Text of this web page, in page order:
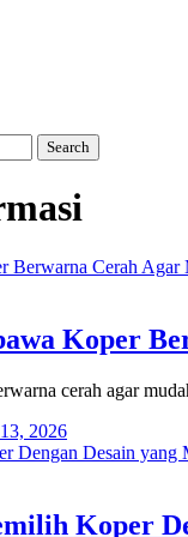
Koper
cerah agar
2026
Koper